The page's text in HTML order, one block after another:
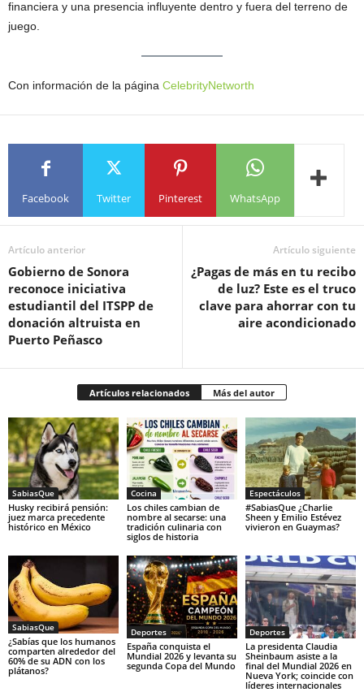
financiera y una presencia influyente dentro y fuera del terreno de
juego.
Con información de la página CelebrityNetworth
Facebook Twitter Pinterest WhatsApp
Artículo anterior
Gobierno de Sonora
reconoce iniciativa
estudiantil del ITSPP de
donación altruista en
Puerto Peñasco
Artículo siguiente
¿Pagas de más en tu recibo
de luz? Este es el truco
clave para ahorrar con tu
aire acondicionado
Artículos relacionados Más del autor
SabiasQue
Husky recibirá pensión:
juez marca precedente
histórico en México
Cocina
Los chiles cambian de
nombre al secarse: una
tradición culinaria con
siglos de historia
Espectáculos
#SabiasQue ¿Charlie
Sheen y Emilio Estévez
vivieron en Guaymas?
SabiasQue
¿Sabías que los humanos
comparten alrededor del
60% de su ADN con los
plátanos?
Deportes
España conquista el
Mundial 2026 y levanta su
segunda Copa del Mundo
Deportes
La presidenta Claudia
Sheinbaum asiste a la
final del Mundial 2026 en
Nueva York; coincide con
líderes internacionales